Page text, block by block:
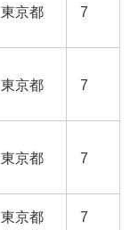
東京都 7
東京都 7
東京都 7
東京都 7